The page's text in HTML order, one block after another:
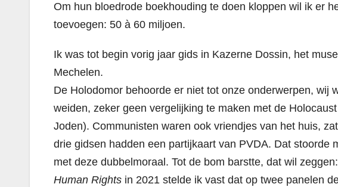
Om hun bloedrode boekhouding te doen kloppen wil ik er
toevoegen: 50 à 60 miljoen.
Ik was tot begin vorig jaar gids in Kazerne Dossin, het
Mechelen.
De Holodomor behoorde er niet tot onze onderwerpen, wij
weiden, zeker geen vergelijking te maken met de
Joden). Communisten waren ook vriendjes van het huis,
drie gidsen hadden een partijkaart van PVDA. Dat stoorde
met deze dubbelmoraal. Tot de bom barstte, dat wil
Human Rights in 2021 stelde ik vast dat op twee panelen